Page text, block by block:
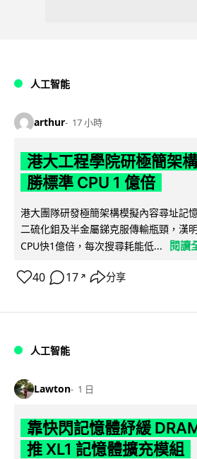
人工智能
arthur 17 小時
港大工程學院研極簡架
勝標準 CPU 1 億倍
港大團隊研發極簡架構模擬內容尋址記
二硫化鉬及半金屬銻克服傳輸瓶頸，漢
CPU快1億倍，每次搜尋耗能低...
閱讀
40 17 ↗ 分享
人工智能
Lawton 1 日
靠快閃記憶體紓緩
推 XL1 記憶體擴充模組